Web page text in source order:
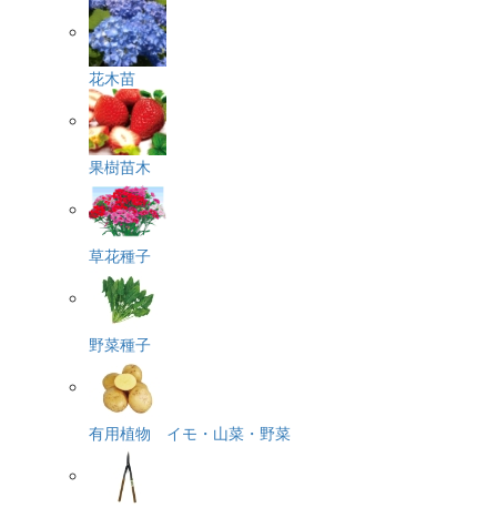
花木苗
果樹苗木
草花種子
野菜種子
有用植物 イモ・山菜・野菜